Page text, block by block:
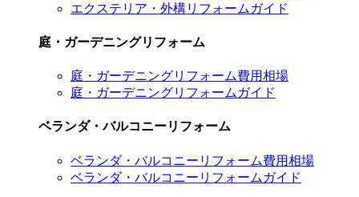
エクステリア・外構リフォームガイド
庭・ガーデニングリフォーム
庭・ガーデニングリフォーム費用相場
庭・ガーデニングリフォームガイド
ベランダ・バルコニーリフォーム
ベランダ・バルコニーリフォーム費用相場
ベランダ・バルコニーリフォームガイド